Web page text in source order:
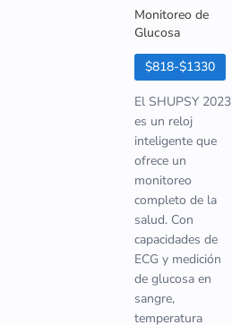
Monitoreo de
Glucosa
$818-$1330
El SHUPSY 2023
es un reloj
inteligente que
ofrece un
monitoreo
completo de la
salud. Con
capacidades de
ECG y medición
de glucosa en
sangre,
temperatura